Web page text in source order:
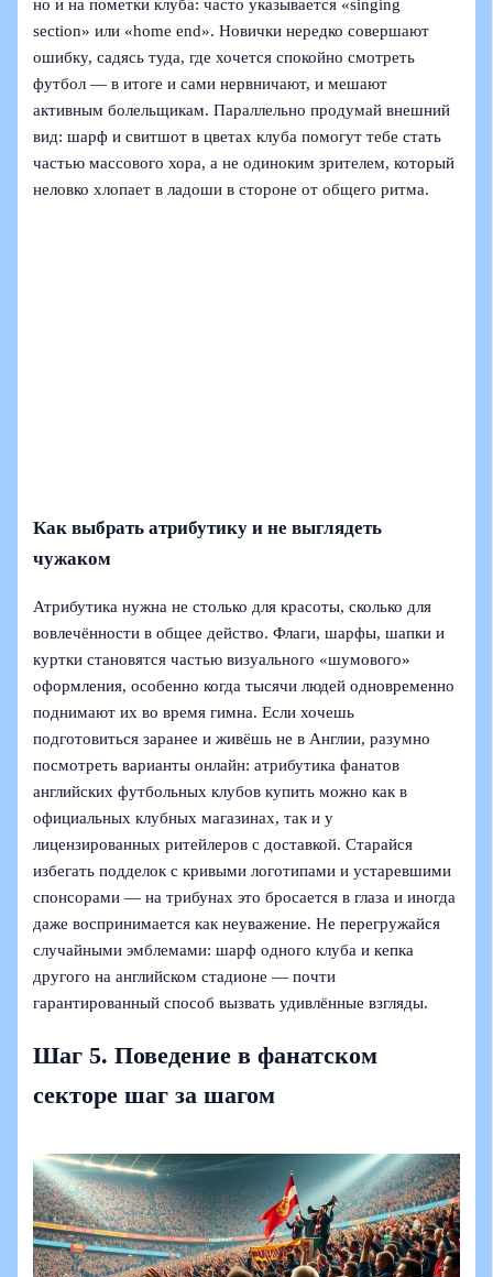
но и на пометки клуба: часто указывается «singing
section» или «home end». Новички нередко совершают
ошибку, садясь туда, где хочется спокойно смотреть
футбол — в итоге и сами нервничают, и мешают
активным болельщикам. Параллельно продумай внешний
вид: шарф и свитшот в цветах клуба помогут тебе стать
частью массового хора, а не одиноким зрителем, который
неловко хлопает в ладоши в стороне от общего ритма.
Как выбрать атрибутику и не выглядеть
чужаком
Атрибутика нужна не столько для красоты, сколько для
вовлечённости в общее действо. Флаги, шарфы, шапки и
куртки становятся частью визуального «шумового»
оформления, особенно когда тысячи людей одновременно
поднимают их во время гимна. Если хочешь
подготовиться заранее и живёшь не в Англии, разумно
посмотреть варианты онлайн: атрибутика фанатов
английских футбольных клубов купить можно как в
официальных клубных магазинах, так и у
лицензированных ритейлеров с доставкой. Старайся
избегать подделок с кривыми логотипами и устаревшими
спонсорами — на трибунах это бросается в глаза и иногда
даже воспринимается как неуважение. Не перегружайся
случайными эмблемами: шарф одного клуба и кепка
другого на английском стадионе — почти
гарантированный способ вызвать удивлённые взгляды.
Шаг 5. Поведение в фанатском
секторе шаг за шагом